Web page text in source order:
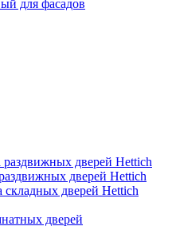
для фасадов
дверей Hettich
дверей Hettich
дверей Hettich
дверей